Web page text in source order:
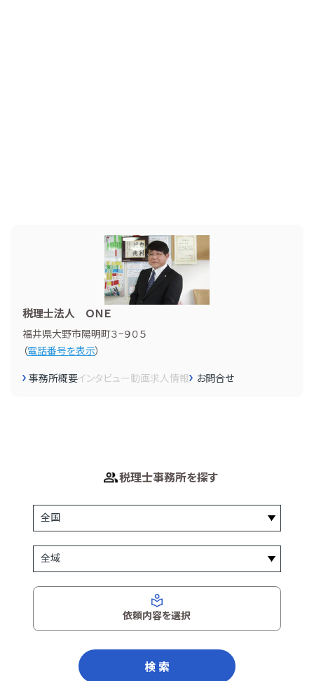
税理士法人 ＯＮＥ
福井県大野市陽明町３−９０５
（電話番号を表示）
事務所概要インタビュー動画求人情報 お問合せ
税理士事務所を探す
依頼内容を選択
検 索